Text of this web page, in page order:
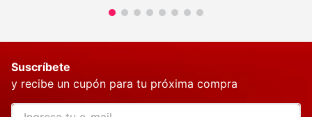
Suscríbete
y recibe un cupón para tu próxima compra